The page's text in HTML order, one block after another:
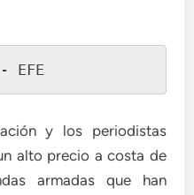
EFE
y los periodistas
alto precio a costa de
armadas que han